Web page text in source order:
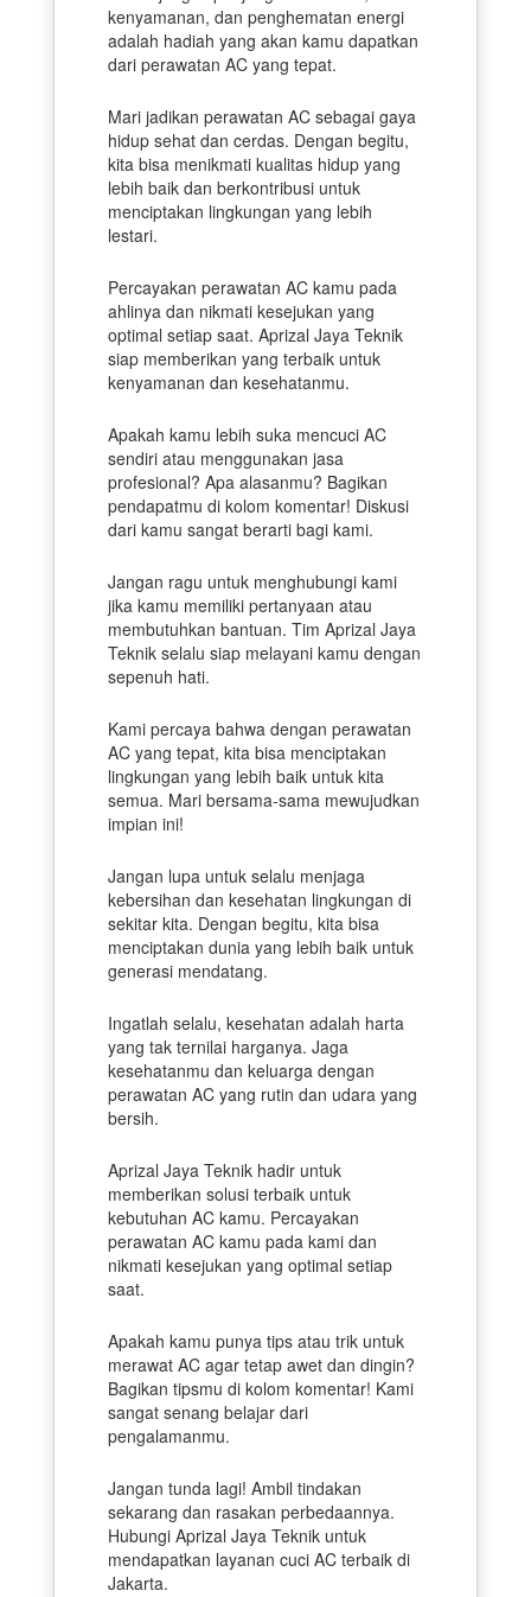
kenyamanan, dan penghematan energi
adalah hadiah yang akan kamu dapatkan
dari perawatan AC yang tepat.
Mari jadikan perawatan AC sebagai gaya
hidup sehat dan cerdas. Dengan begitu,
kita bisa menikmati kualitas hidup yang
lebih baik dan berkontribusi untuk
menciptakan lingkungan yang lebih
lestari.
Percayakan perawatan AC kamu pada
ahlinya dan nikmati kesejukan yang
optimal setiap saat. Aprizal Jaya Teknik
siap memberikan yang terbaik untuk
kenyamanan dan kesehatanmu.
Apakah kamu lebih suka mencuci AC
sendiri atau menggunakan jasa
profesional? Apa alasanmu? Bagikan
pendapatmu di kolom komentar! Diskusi
dari kamu sangat berarti bagi kami.
Jangan ragu untuk menghubungi kami
jika kamu memiliki pertanyaan atau
membutuhkan bantuan. Tim Aprizal Jaya
Teknik selalu siap melayani kamu dengan
sepenuh hati.
Kami percaya bahwa dengan perawatan
AC yang tepat, kita bisa menciptakan
lingkungan yang lebih baik untuk kita
semua. Mari bersama-sama mewujudkan
impian ini!
Jangan lupa untuk selalu menjaga
kebersihan dan kesehatan lingkungan di
sekitar kita. Dengan begitu, kita bisa
menciptakan dunia yang lebih baik untuk
generasi mendatang.
Ingatlah selalu, kesehatan adalah harta
yang tak ternilai harganya. Jaga
kesehatanmu dan keluarga dengan
perawatan AC yang rutin dan udara yang
bersih.
Aprizal Jaya Teknik hadir untuk
memberikan solusi terbaik untuk
kebutuhan AC kamu. Percayakan
perawatan AC kamu pada kami dan
nikmati kesejukan yang optimal setiap
saat.
Apakah kamu punya tips atau trik untuk
merawat AC agar tetap awet dan dingin?
Bagikan tipsmu di kolom komentar! Kami
sangat senang belajar dari
pengalamanmu.
Jangan tunda lagi! Ambil tindakan
sekarang dan rasakan perbedaannya.
Hubungi Aprizal Jaya Teknik untuk
mendapatkan layanan cuci AC terbaik di
Jakarta.